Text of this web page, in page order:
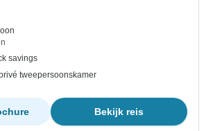
savings
tweepersoonskamer
Bekijk reis